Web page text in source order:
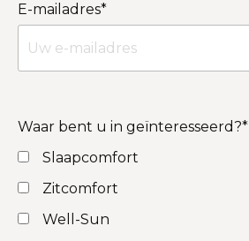
E-mailadres*
Waar bent u in geïnteresseerd?*
Slaapcomfort
Zitcomfort
Well-Sun